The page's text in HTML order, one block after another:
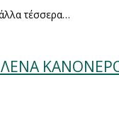
τέσσερα…
ΚΑΝΟΝΕΡΟ